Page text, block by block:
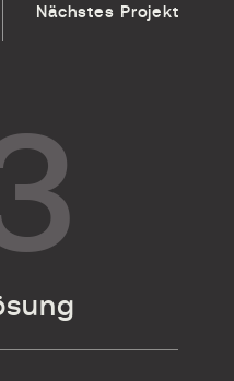
Nächstes Projekt